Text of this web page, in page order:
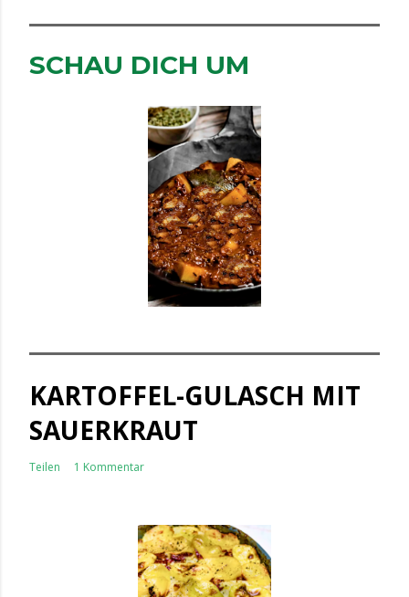
SCHAU DICH UM
KARTOFFEL-GULASCH MIT
SAUERKRAUT
Teilen 1 Kommentar